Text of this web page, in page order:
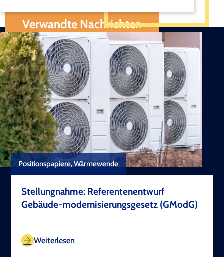
Verwandte Nachrichten
Positionspapiere, Wärmewende
Stellungnahme: Referentenentwurf
Gebäude-modernisierungsgesetz (GModG)
Weiterlesen